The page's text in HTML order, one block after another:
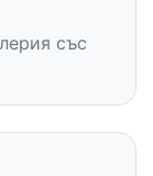
със